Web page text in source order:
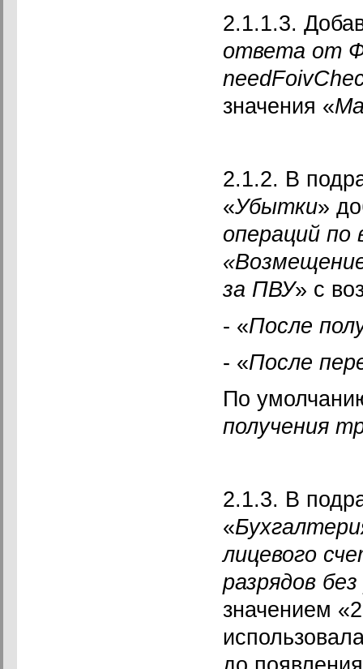
2.1.1.3.
ответа от
значения «
2.1.2. В
«Убытки»
операций
за ПВУ» с
- «После
- «После
По
получения
2.1.3. В
«
лицевого
разрядов
значением